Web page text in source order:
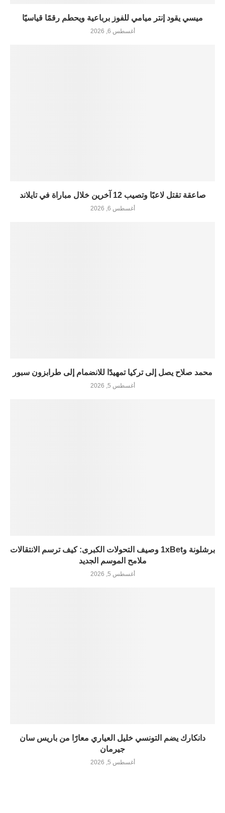
ميسي يقود إنتر ميامي للفوز برباعية ويحطم رقمًا قياسيًا
أغسطس 6, 2026
صاعقة تقتل لاعبًا وتصيب 12 آخرين خلال مباراة في تايلاند
أغسطس 6, 2026
محمد صلاح يصل إلى تركيا تمهيدًا للانضمام إلى طرابزون سبور
أغسطس 5, 2026
برشلونة و1xBet وصيف التحولات الكبرى: كيف ترسم الانتقالات
ملامح الموسم الجديد
أغسطس 5, 2026
دانكارك يضم التونسي خليل العياري معارًا من باريس سان
جيرمان
أغسطس 5, 2026